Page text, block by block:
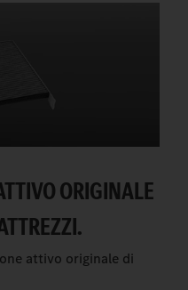
ORIGINALE
attivo originale di